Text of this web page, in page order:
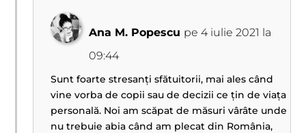
Ana M. Popescu pe 4 iulie 2021 la
09:44
Sunt foarte stresanți sfătuitorii, mai ales când
vine vorba de copii sau de decizii ce țin de viața
personală. Noi am scăpat de măsuri vârâte unde
nu trebuie abia când am plecat din România,